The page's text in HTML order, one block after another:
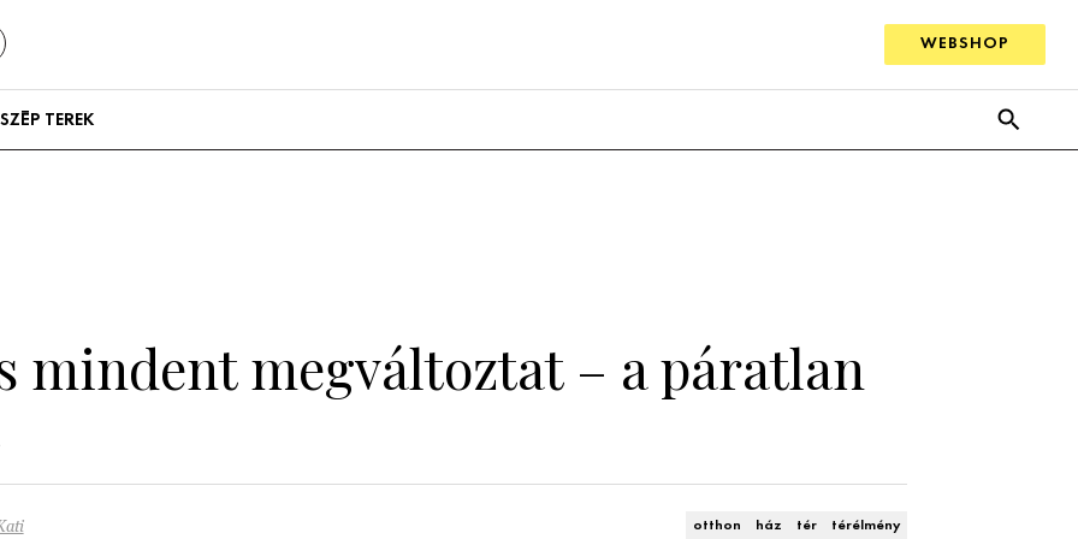
WEBSHOP
SZÉP TEREK
mindent megváltoztat – a páratlan
otthon ház tér térélmény